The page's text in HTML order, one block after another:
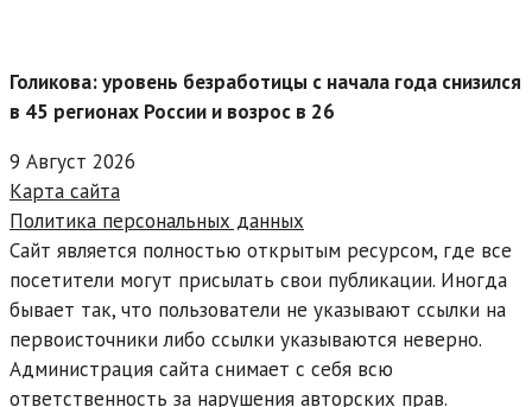
Голикова: уровень безработицы с начала года снизился
в 45 регионах России и возрос в 26
9 Август 2026
Карта сайта
Политика персональных данных
Сайт является полностью открытым ресурсом, где все
посетители могут присылать свои публикации. Иногда
бывает так, что пользователи не указывают ссылки на
первоисточники либо ссылки указываются неверно.
Администрация сайта снимает с себя всю
ответственность за нарушения авторских прав.